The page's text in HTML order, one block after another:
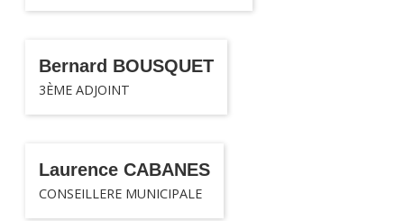
Bernard BOUSQUET
3ÈME ADJOINT
Laurence CABANES
CONSEILLERE MUNICIPALE